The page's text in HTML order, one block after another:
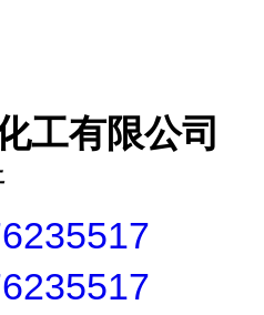
工有限公司